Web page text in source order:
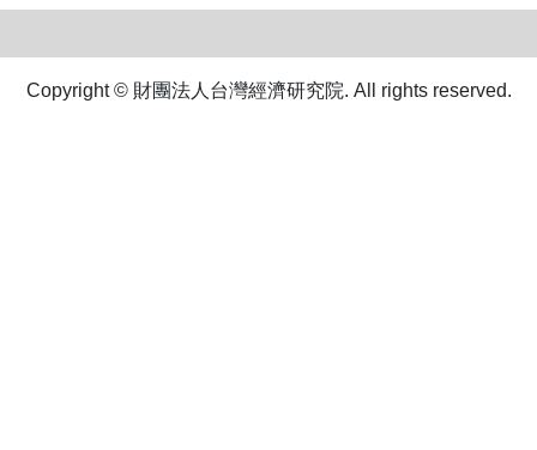
Copyright © 財團法人台灣經濟研究院. All rights reserved.